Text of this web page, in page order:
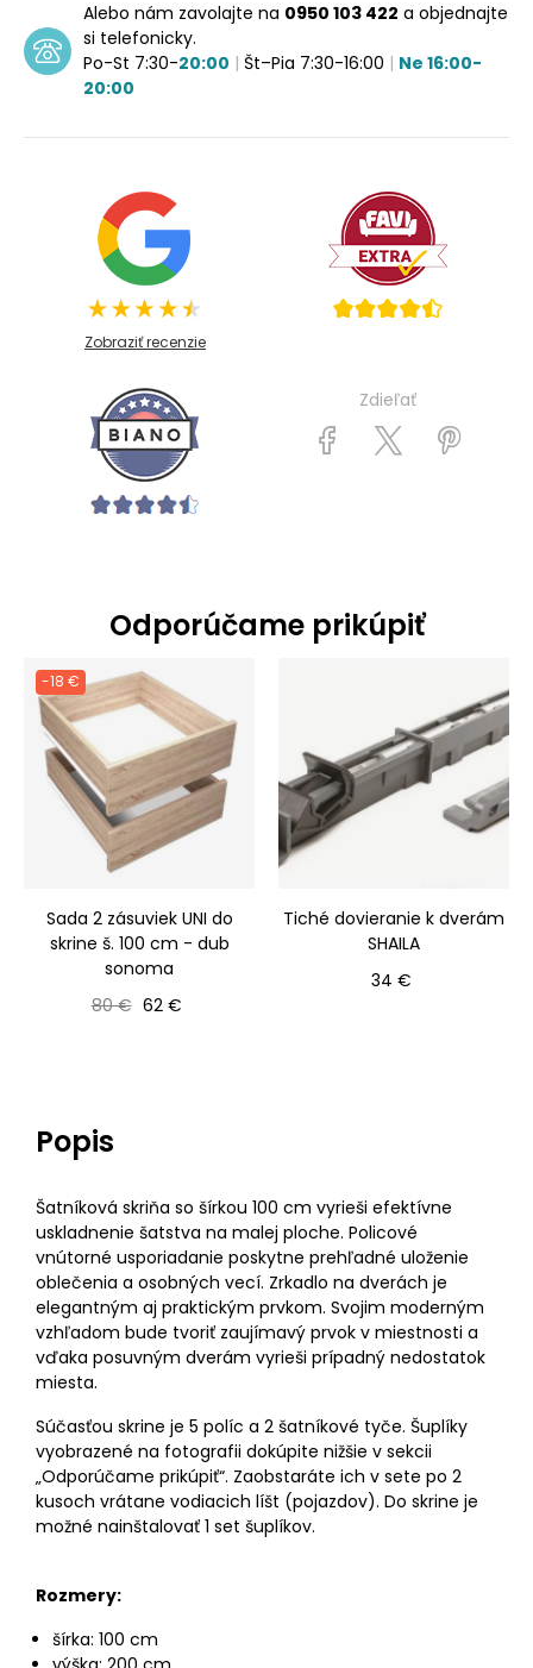
Alebo nám zavolajte na 0950 103 422 a objednajte
si telefonicky.
Po-St 7:30-20:00 | Št–Pia 7:30-16:00 | Ne 16:00-
20:00
Zobraziť recenzie
Zdieľať
Odporúčame prikúpiť
-18 €
Sada 2 zásuviek UNI do
skrine š. 100 cm - dub
sonoma
Bežná cena
80 € Cena
62 €
Tiché dovieranie k dverám
SHAILA
Cena
34 €
Popis
Šatníková skriňa so šírkou 100 cm vyrieši efektívne
uskladnenie šatstva na malej ploche. Policové
vnútorné usporiadanie poskytne prehľadné uloženie
oblečenia a osobných vecí. Zrkadlo na dverách je
elegantným aj praktickým prvkom. Svojim moderným
vzhľadom bude tvoriť zaujímavý prvok v miestnosti a
vďaka posuvným dverám vyrieši prípadný nedostatok
miesta.
Súčasťou skrine je 5 políc a 2 šatníkové tyče. Šuplíky
vyobrazené na fotografii dokúpite nižšie v sekcii
„Odporúčame prikúpiť“. Zaobstaráte ich v sete po 2
kusoch vrátane vodiacich líšt (pojazdov). Do skrine je
možné nainštalovať 1 set šuplíkov.
Rozmery:
šírka: 100 cm